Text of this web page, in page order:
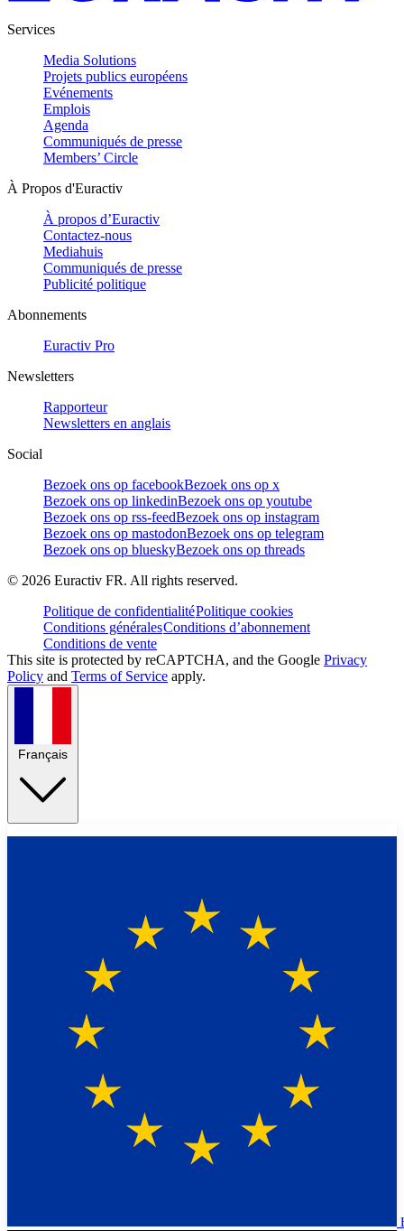
Services
Media Solutions
Projets publics européens
Evénements
Emplois
Agenda
Communiqués de presse
Members’ Circle
À Propos d'Euractiv
À propos d’Euractiv
Contactez-nous
Mediahuis
Communiqués de presse
Publicité politique
Abonnements
Euractiv Pro
Newsletters
Rapporteur
Newsletters en anglais
Social
Bezoek ons op facebookBezoek ons op x
Bezoek ons op linkedinBezoek ons op youtube
Bezoek ons op rss-feedBezoek ons op instagram
Bezoek ons op mastodonBezoek ons op telegram
Bezoek ons op blueskyBezoek ons op threads
© 2026 Euractiv FR. All rights reserved.
Politique de confidentialitéPolitique cookies
Conditions généralesConditions d’abonnement
Conditions de vente
This site is protected by reCAPTCHA, and the Google Privacy
Policy and Terms of Service apply.
Français